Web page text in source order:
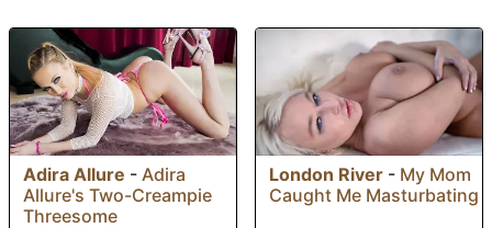
Adira Allure - Adira
Allure's Two-Creampie
Threesome
London River - My Mom
Caught Me Masturbating